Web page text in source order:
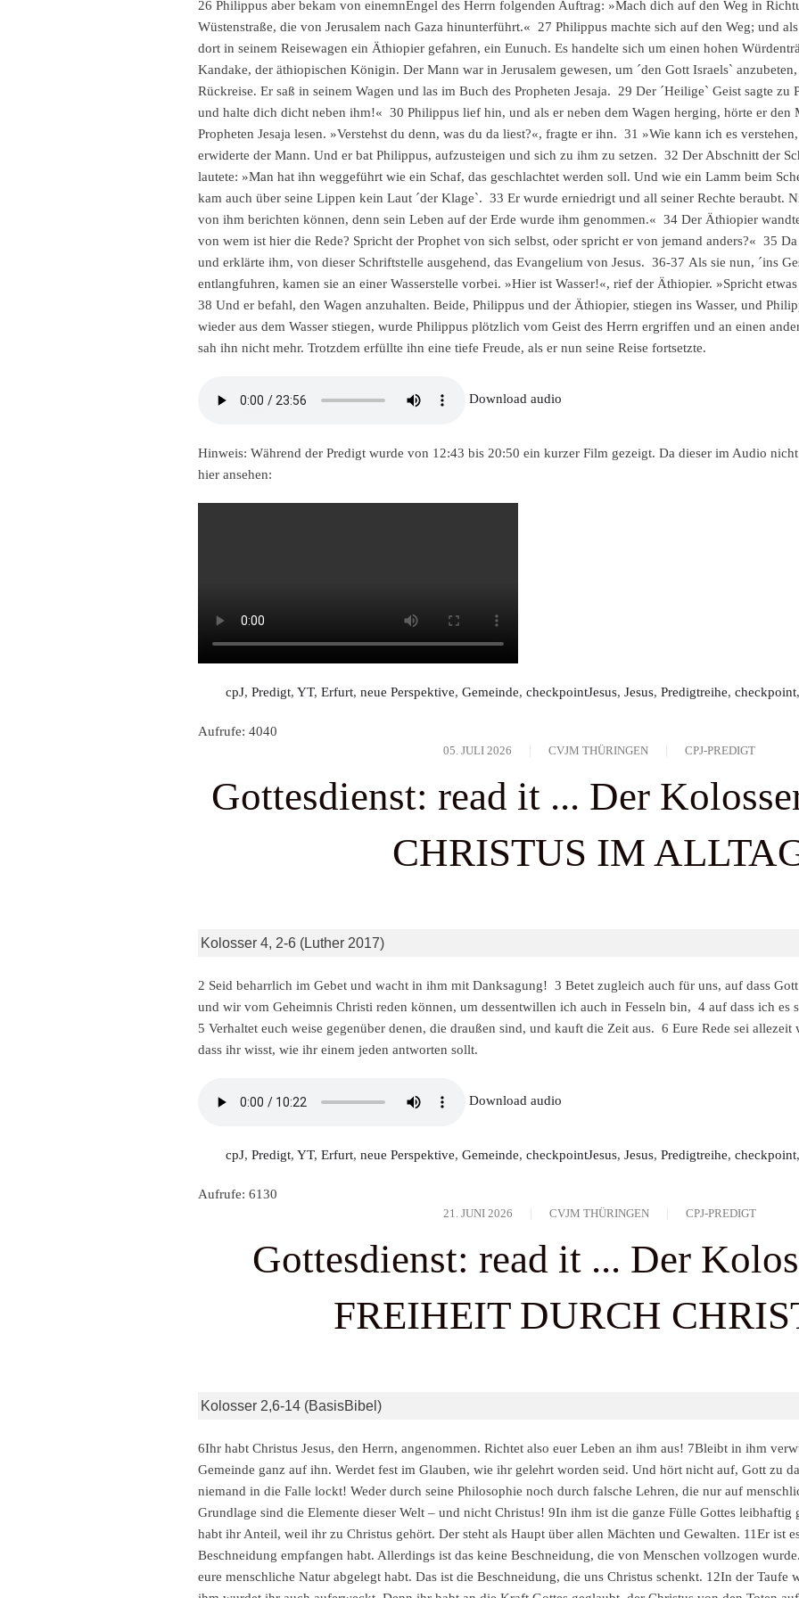
26 Philippus aber bekam von einemnEngel des Herrn folgenden Auftrag: »Mach dich auf den Weg in
Wüstenstraße, die von Jerusalem nach Gaza hinunterführt.« 27 Philippus machte sich auf den Weg; und
dort in seinem Reisewagen ein Äthiopier gefahren, ein Eunuch. Es handelte sich um einen hohen
Kandake, der äthiopischen Königin. Der Mann war in Jerusalem gewesen, um ´den Gott Israels`
Rückreise. Er saß in seinem Wagen und las im Buch des Propheten Jesaja. 29 Der ´Heilige` Geist sagte zu
und halte dich dicht neben ihm!« 30 Philippus lief hin, und als er neben dem Wagen herging, hörte er den
Propheten Jesaja lesen. »Verstehst du denn, was du da liest?«, fragte er ihn. 31 »Wie kann ich es
erwiderte der Mann. Und er bat Philippus, aufzusteigen und sich zu ihm zu setzen. 32 Der Abschnitt der
lautete: »Man hat ihn weggeführt wie ein Schaf, das geschlachtet werden soll. Und wie ein Lamm beim
kam auch über seine Lippen kein Laut ´der Klage`. 33 Er wurde erniedrigt und all seiner Rechte beraubt.
von ihm berichten können, denn sein Leben auf der Erde wurde ihm genommen.« 34 Der Äthiopier
von wem ist hier die Rede? Spricht der Prophet von sich selbst, oder spricht er von jemand anders?« 35
und erklärte ihm, von dieser Schriftstelle ausgehend, das Evangelium von Jesus. 36-37 Als sie nun, ´ins
entlangfuhren, kamen sie an einer Wasserstelle vorbei. »Hier ist Wasser!«, rief der Äthiopier. »Spricht
38 Und er befahl, den Wagen anzuhalten. Beide, Philippus und der Äthiopier, stiegen ins Wasser, und
wieder aus dem Wasser stiegen, wurde Philippus plötzlich vom Geist des Herrn ergriffen und an einen
sah ihn nicht mehr. Trotzdem erfüllte ihn eine tiefe Freude, als er nun seine Reise fortsetzte.
Download audio
Hinweis: Während der Predigt wurde von 12:43 bis 20:50 ein kurzer Film gezeigt. Da dieser im Audio
hier ansehen:
cpJ, Predigt, YT, Erfurt, neue Perspektive, Gemeinde, checkpointJesus, Jesus, Predigtreihe, checkpoint,
Aufrufe: 4040
05. JULI 2026 CVJM THÜRINGEN CPJ-PREDIGT
Gottesdienst: read it ... Der
CHRISTUS IM
Kolosser 4, 2-6 (Luther 2017)
2 Seid beharrlich im Gebet und wacht in ihm mit Danksagung! 3 Betet zugleich auch für uns, auf dass
und wir vom Geheimnis Christi reden können, um dessentwillen ich auch in Fesseln bin, 4 auf dass ich es
5 Verhaltet euch weise gegenüber denen, die draußen sind, und kauft die Zeit aus. 6 Eure Rede sei
dass ihr wisst, wie ihr einem jeden antworten sollt.
Download audio
cpJ, Predigt, YT, Erfurt, neue Perspektive, Gemeinde, checkpointJesus, Jesus, Predigtreihe, checkpoint,
Aufrufe: 6130
21. JUNI 2026 CVJM THÜRINGEN CPJ-PREDIGT
Gottesdienst: read it ... Der
FREIHEIT DURCH
Kolosser 2,6-14 (BasisBibel)
6Ihr habt Christus Jesus, den Herrn, angenommen. Richtet also euer Leben an ihm aus! 7Bleibt in ihm
Gemeinde ganz auf ihn. Werdet fest im Glauben, wie ihr gelehrt worden seid. Und hört nicht auf, Gott zu
niemand in die Falle lockt! Weder durch seine Philosophie noch durch falsche Lehren, die nur auf
Grundlage sind die Elemente dieser Welt – und nicht Christus! 9In ihm ist die ganze Fülle Gottes leibhaftig
habt ihr Anteil, weil ihr zu Christus gehört. Der steht als Haupt über allen Mächten und Gewalten. 11Er ist
Beschneidung empfangen habt. Allerdings ist das keine Beschneidung, die von Menschen vollzogen
eure menschliche Natur abgelegt habt. Das ist die Beschneidung, die uns Christus schenkt. 12In der
CVJM
Den Informationen
eMail
Freiwillige
Straße
PLZ
Ort
Geburtsdatum
Alle Daten werden
Ich habe die
eingeschaltet sein.kontaktierst.
Dienstag bis
Freitag:
9 - 12:00